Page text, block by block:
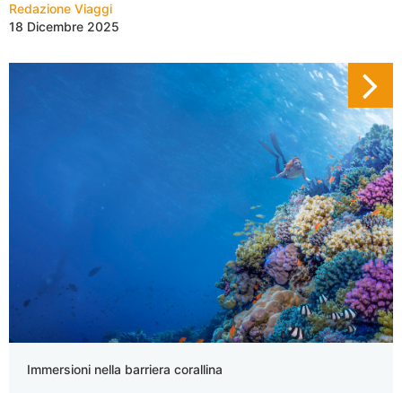
Redazione Viaggi
18 Dicembre 2025
Immersioni nella barriera corallina